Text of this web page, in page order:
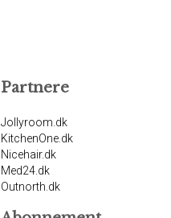
Partnere
Jollyroom.dk
KitchenOne.dk
Nicehair.dk
Med24.dk
Outnorth.dk